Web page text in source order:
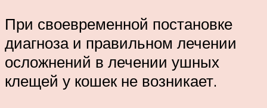
При своевременной постановке
диагноза и правильном лечении
осложнений в лечении ушных
клещей у кошек не возникает.